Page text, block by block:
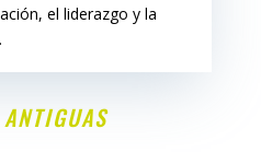
el liderazgo y la